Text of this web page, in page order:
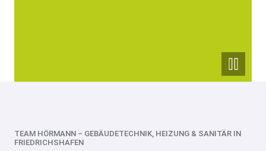
TEAM HÖRMANN – GEBÄUDETECHNIK, HEIZUNG & SANITÄR IN
FRIEDRICHSHAFEN